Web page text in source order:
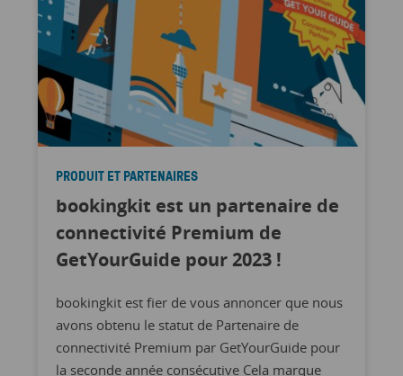
PRODUIT ET PARTENAIRES
bookingkit est un partenaire de
connectivité Premium de
GetYourGuide pour 2023 !
bookingkit est fier de vous annoncer que nous
avons obtenu le statut de Partenaire de
connectivité Premium par GetYourGuide pour
la seconde année consécutive Cela marque